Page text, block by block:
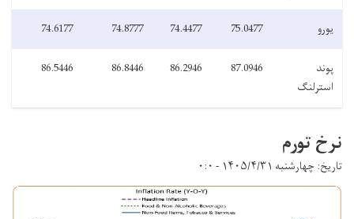
یورو
75.0477
74.4477
74.8777
74.6177
پوند
استرلنگ
87.0946
86.2946
86.8446
86.5446
نرخ تورم
تاریخ: چهارشنبه ۱۴۰۵/۴/۳۱ - ۰:۰